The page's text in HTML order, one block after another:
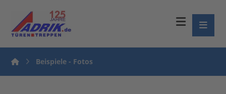
Beispiele - Fotos